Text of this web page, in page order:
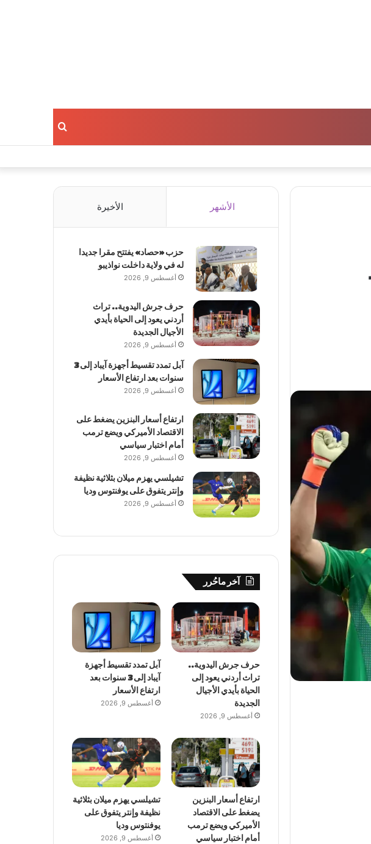
بحث
الأشهر الأخيرة
حزب «حصاد» يفتتح مقرا جديدا
له في ولاية داخلت نواذيبو
أغسطس 9, 2026
حرف جرش اليدوية.. تراث
أردني يعود إلى الحياة بأيدي
الأجيال الجديدة
أغسطس 9, 2026
آبل تمدد تقسيط أجهزة آيباد إلى 3
سنوات بعد ارتفاع الأسعار
أغسطس 9, 2026
ارتفاع أسعار البنزين يضغط على
الاقتصاد الأميركي ويضع ترمب
أمام اختبار سياسي
أغسطس 9, 2026
تشيلسي يهزم ميلان بثلاثية نظيفة
وإنتر يتفوق على يوفنتوس وديا
أغسطس 9, 2026
آخر ماحُرر
حرف جرش اليدوية..
تراث أردني يعود إلى
الحياة بأيدي الأجيال
الجديدة
أغسطس 9, 2026
آبل تمدد تقسيط أجهزة
آيباد إلى 3 سنوات بعد
ارتفاع الأسعار
أغسطس 9, 2026
ارتفاع أسعار البنزين
يضغط على الاقتصاد
الأميركي ويضع ترمب
أمام اختبار سياسي
تشيلسي يهزم ميلان بثلاثية
نظيفة وإنتر يتفوق على
يوفنتوس وديا
أغسطس 9, 2026